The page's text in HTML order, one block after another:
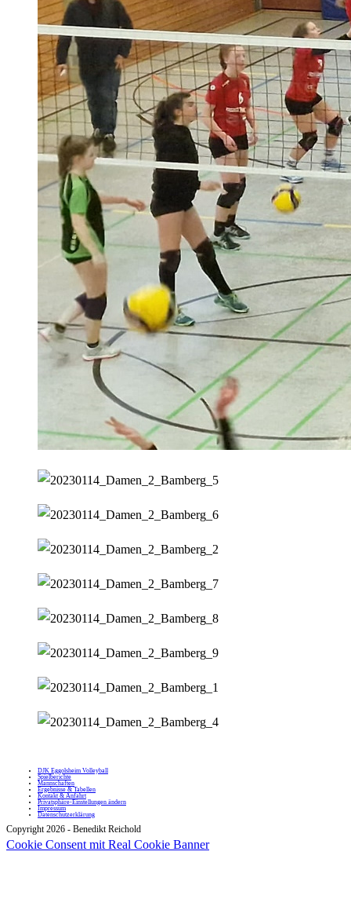
DJK Eggolsheim Volleyball
Spielberichte
Mannschaften
Ergebnisse & Tabellen
Kontakt & Anfahrt
Privatsphäre-Einstellungen ändern
Impressum
Datenschutzerklärung
Copyright 2026 - Benedikt Reichold
Cookie Consent mit Real Cookie Banner